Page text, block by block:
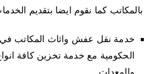
بالمكاتب كما نقوم ايضا بتقديم
خدمة نقل عفش واثاث المكاتب
الحكومية مع خدمة تخزين كافة